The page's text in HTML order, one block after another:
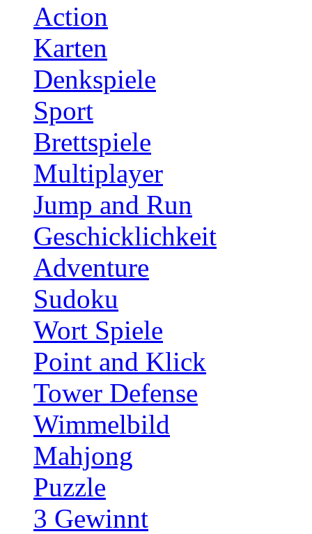
Action
Karten
Denkspiele
Sport
Brettspiele
Multiplayer
Jump and Run
Geschicklichkeit
Adventure
Sudoku
Wort Spiele
Point and Klick
Tower Defense
Wimmelbild
Mahjong
Puzzle
3 Gewinnt